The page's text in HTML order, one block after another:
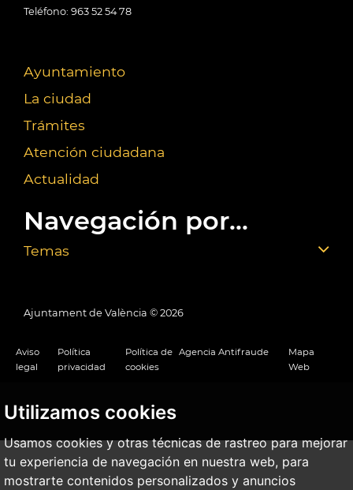
Utilizamos cookies
Usamos cookies y otras técnicas de rastreo para mejorar
tu experiencia de navegación en nuestra web, para
mostrarte contenidos personalizados y anuncios
Teléfono: 963 52 54 78
Ayuntamiento
La ciudad
Trámites
Atención ciudadana
Actualidad
Navegación por...
Temas
Ajuntament de València © 2026
Aviso
legal
Política
privacidad
Política de
cookies
Agencia Antifraude
Mapa
Web